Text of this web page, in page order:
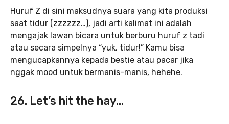
Huruf Z di sini maksudnya suara yang kita produksi
saat tidur (zzzzzz…), jadi arti kalimat ini adalah
mengajak lawan bicara untuk berburu huruf z tadi
atau secara simpelnya “yuk, tidur!” Kamu bisa
mengucapkannya kepada bestie atau pacar jika
nggak mood untuk bermanis-manis, hehehe.
26. Let’s hit the hay…